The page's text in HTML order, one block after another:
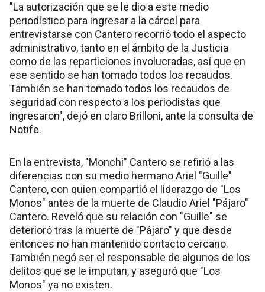
"La autorización que se le dio a este medio
periodístico para ingresar a la cárcel para
entrevistarse con Cantero recorrió todo el aspecto
administrativo, tanto en el ámbito de la Justicia
como de las reparticiones involucradas, así que en
ese sentido se han tomado todos los recaudos.
También se han tomado todos los recaudos de
seguridad con respecto a los periodistas que
ingresaron", dejó en claro Brilloni, ante la consulta de
Notife.
En la entrevista, "Monchi" Cantero se refirió a las
diferencias con su medio hermano Ariel "Guille"
Cantero, con quien compartió el liderazgo de "Los
Monos" antes de la muerte de Claudio Ariel "Pájaro"
Cantero. Reveló que su relación con "Guille" se
deterioró tras la muerte de "Pájaro" y que desde
entonces no han mantenido contacto cercano.
También negó ser el responsable de algunos de los
delitos que se le imputan, y aseguró que "Los
Monos" ya no existen.